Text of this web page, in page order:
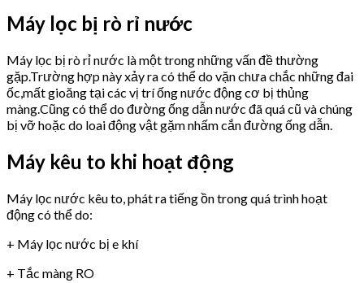
Máy lọc bị rò rỉ nước
Máy lọc bị rò rỉ nước là một trong những vấn đề thường
gặp.Trường hợp này xảy ra có thể do vặn chưa chắc những đai
ốc,mất gioăng tại các vị trí ống nước động cơ bị thủng
màng.Cũng có thể do đường ống dẫn nước đã quá cũ và chúng
bị vỡ hoặc do loai động vật gặm nhấm cắn đường ống dẫn.
Máy kêu to khi hoạt động
Máy lọc nước kêu to, phát ra tiếng ồn trong quá trình hoạt
động có thể do:
+ Máy lọc nước bị e khí
+ Tắc màng RO